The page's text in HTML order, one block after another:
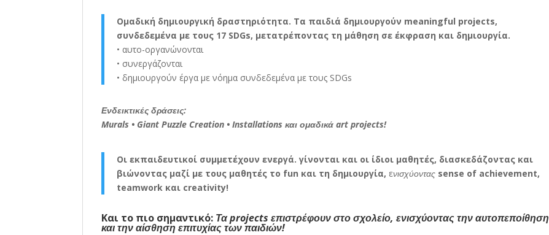
Ομαδική δημιουργική δραστηριότητα. Τα παιδιά δημιουργούν meaningful projects,
συνδεδεμένα με τους 17 SDGs, μετατρέποντας τη μάθηση σε έκφραση και δημιουργία.
• αυτο-οργανώνονται
• συνεργάζονται
• δημιουργούν έργα με νόημα συνδεδεμένα με τους SDGs
Ενδεικτικές δράσεις:
Murals • Giant Puzzle Creation • Installations και ομαδικά art projects!
Οι εκπαιδευτικοί συμμετέχουν ενεργά. γίνονται και οι ίδιοι μαθητές, διασκεδάζοντας και
βιώνοντας μαζί με τους μαθητές το fun και τη δημιουργία, ενισχύοντας sense of achievement,
teamwork και creativity!
Και το πιο σημαντικό: Τα projects επιστρέφουν στο σχολείο, ενισχύοντας την αυτοπεποίθηση
και την αίσθηση επιτυχίας των παιδιών!